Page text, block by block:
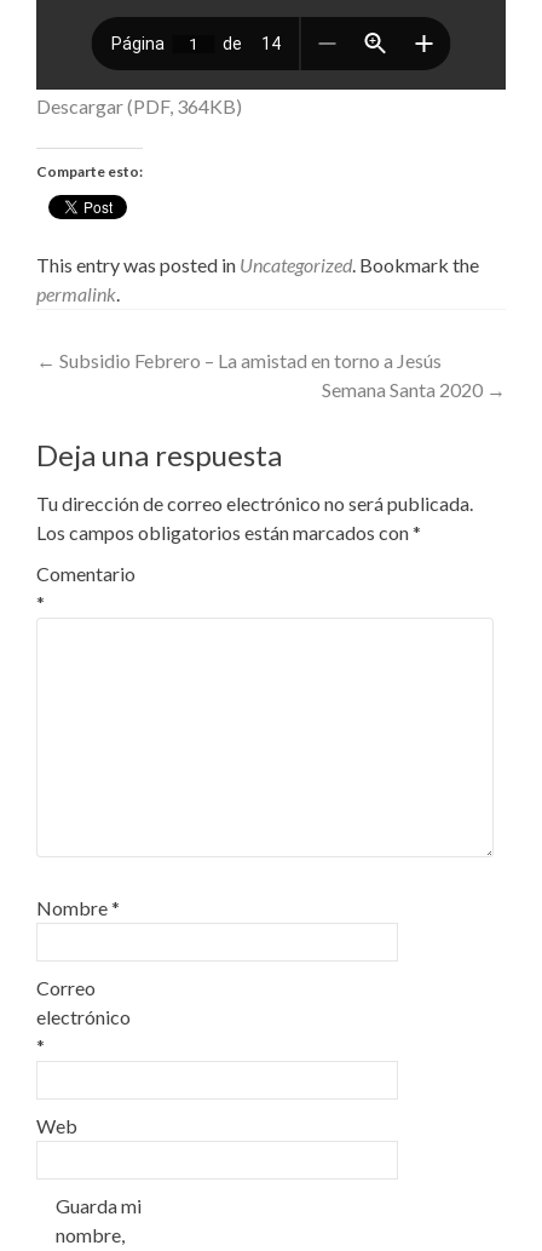
Descargar (PDF, 364KB)
Comparte esto:
This entry was posted in Uncategorized. Bookmark the
permalink.
Post
← Subsidio Febrero – La amistad en torno a Jesús
Semana Santa 2020 →
Deja una respuesta
Tu dirección de correo electrónico no será publicada.
Los campos obligatorios están marcados con*
Comentario
*
Nombre*
Correo
electrónico
*
Web
Guarda mi
nombre,